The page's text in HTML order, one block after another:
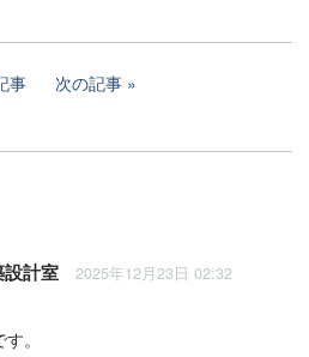
事 次の記事
計室 2025年12月23日 02:32
。